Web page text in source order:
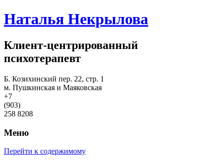
Наталья Некрылова
Клиент-центрированный
психотерапевт
Б. Козихинский пер. 22, стр. 1
м. Пушкинская и Маяковская
+7
(903)
258 8208
Меню
Перейти к содержимому